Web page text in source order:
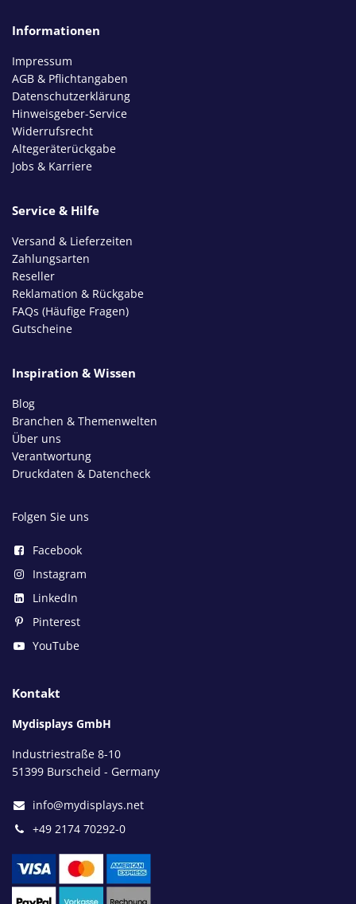
Informationen
Impressum
AGB & Pflichtangaben
Datenschutzerklärung
Hinweisgeber-Service
Widerrufsrecht
Altegeräterückgabe
Jobs & Karriere
Service & Hilfe
Versand & Lieferzeiten
Zahlungsarten
Reseller
Reklamation & Rückgabe
FAQs (Häufige Fragen)
Gutscheine
Inspiration & Wissen
Blog
Branchen & Themenwelten
Über uns
Verantwortung
Druckdaten & Datencheck
Folgen Sie uns
Facebook
Instagram
LinkedIn
Pinterest
YouTube
Kontakt
Mydisplays GmbH
Industriestraße 8-10
51399 Burscheid - Germany
info@mydisplays.net
+49 2174 70292-0